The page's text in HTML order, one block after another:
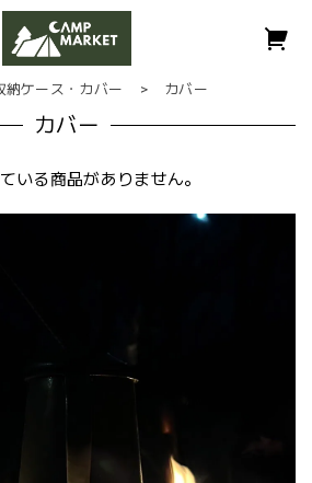
ケース・カバー カバー
カバー
いる商品がありません。